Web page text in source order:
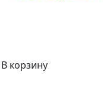
В корзину